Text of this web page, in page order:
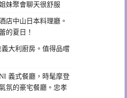
妹聚會聊天很舒服
店中山日本料理廳。
的夏日！
大利廚房。值得品嚐
義式餐廳，時髦摩登
氛的豪宅餐廳。忠孝